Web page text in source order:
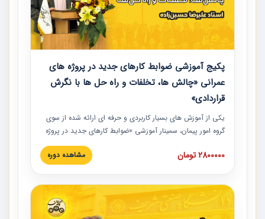
پکیج آموزشی ضوابط کارهای جدید در پروژه های
عمرانی «چالش ها، تخلفات و راه حل ها با نگرش
قراردادی»
یکی از آموزش‏‏‏‏‏‏ های بسیار کاربردی و حرفه‏ ای ارائه شده از سوی
گروه امور پیمان، سمینار آموزشی «ضوابط کارهای جدید در پروژه
های عمرانی» چالش ها، تخلفات و راه حل ها با نگرش قراردادی
است که در محل سندیکای شرکت های ساختمانی کشور ارائه شد.
مدارک پیمان به همراه تجربیات عملی ارائه شده است.
2800000 تومان مشاهده دوره